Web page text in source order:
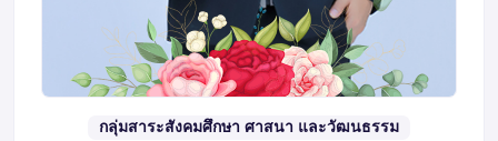
กลุ่มสาระสังคมศึกษา ศาสนา และวัฒนธรรม